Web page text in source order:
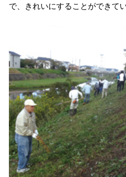
で、きれいにすることができてい